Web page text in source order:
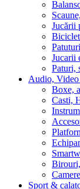
Jucării
Jucarii
Paturi,
Audio,
Boxe,
Casti,
Sport &